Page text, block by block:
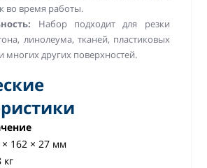
во время работы.
Набор подходит для резки
линолеума, тканей, пластиковых
многих других поверхностей.
× 162 × 27 мм
кг